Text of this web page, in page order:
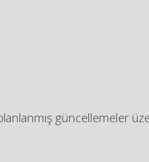
güncellemeler